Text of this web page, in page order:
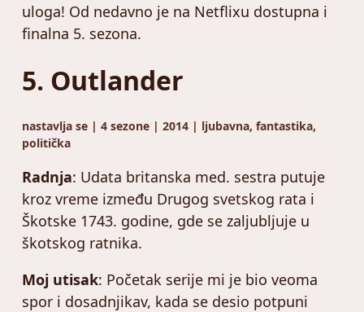
uloga! Od nedavno je na Netflixu dostupna i
finalna 5. sezona.
5. Outlander
nastavlja se | 4 sezone | 2014 | ljubavna, fantastika,
politička
Radnja: Udata britanska med. sestra putuje
kroz vreme između Drugog svetskog rata i
Škotske 1743. godine, gde se zaljubljuje u
škotskog ratnika.
Moj utisak: Početak serije mi je bio veoma
spor i dosadnjikav, kada se desio potpuni